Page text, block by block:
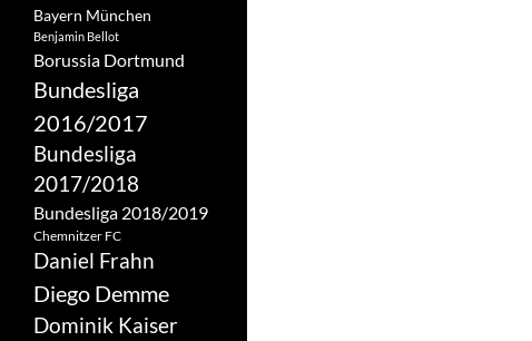
Bayern München
Benjamin Bellot
Borussia Dortmund
Bundesliga
2016/2017
Bundesliga
2017/2018
Bundesliga 2018/2019
Chemnitzer FC
Daniel Frahn
Diego Demme
Dominik Kaiser